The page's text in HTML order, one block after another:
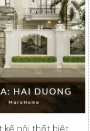
kế nội thất biệt